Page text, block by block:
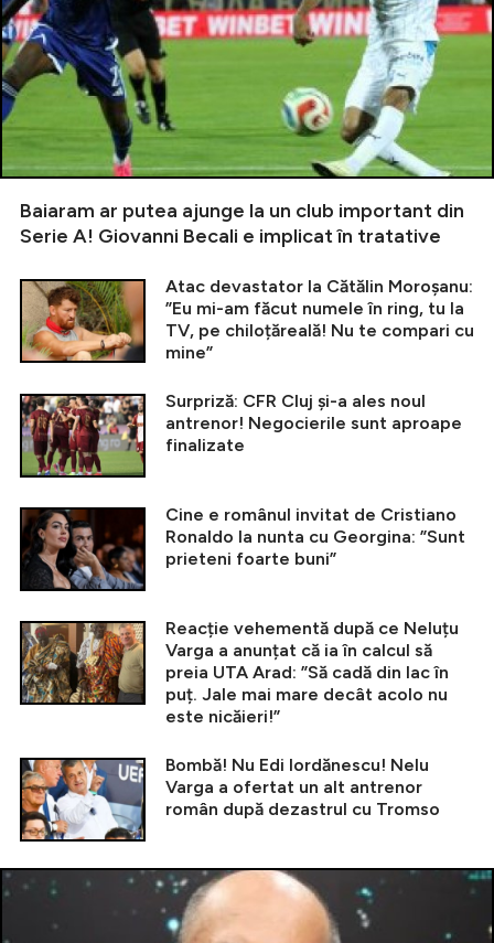
Baiaram ar putea ajunge la un club important din
Serie A! Giovanni Becali e implicat în tratative
Atac devastator la Cătălin Moroșanu:
”Eu mi-am făcut numele în ring, tu la
TV, pe chiloțăreală! Nu te compari cu
mine”
Surpriză: CFR Cluj și-a ales noul
antrenor! Negocierile sunt aproape
finalizate
Cine e românul invitat de Cristiano
Ronaldo la nunta cu Georgina: ”Sunt
prieteni foarte buni”
Reacție vehementă după ce Neluțu
Varga a anunțat că ia în calcul să
preia UTA Arad: ”Să cadă din lac în
puț. Jale mai mare decât acolo nu
este nicăieri!”
Bombă! Nu Edi Iordănescu! Nelu
Varga a ofertat un alt antrenor
român după dezastrul cu Tromso